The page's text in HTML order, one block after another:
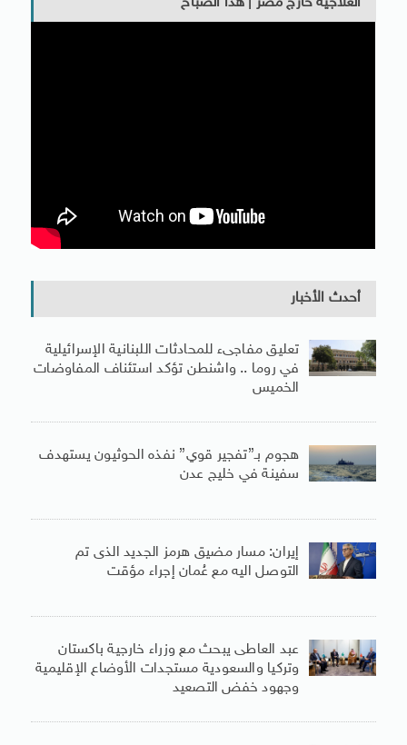
أحدث الأخبار
تعليق مفاجىء للمحادثات اللبنانية الإسرائيلية
في روما .. واشنطن تؤكد استئناف المفاوضات
الخميس
هجوم بـ”تفجير قوي” نفذه الحوثيون يستهدف
سفينة في خليج عدن
إيران: مسار مضيق هرمز الجديد الذى تم
التوصل اليه مع عُمان إجراء مؤقت
عبد العاطى يبحث مع وزراء خارجية باكستان
وتركيا والسعودية مستجدات الأوضاع الإقليمية
وجهود خفض التصعيد